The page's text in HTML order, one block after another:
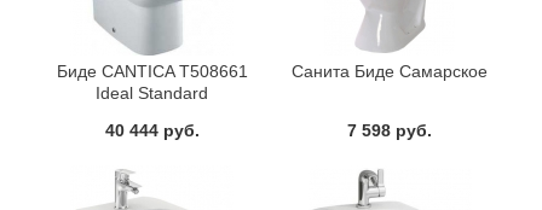
Биде CANTICA T508661
Ideal Standard
40 444 руб.
Санита Биде Самарское
7 598 руб.